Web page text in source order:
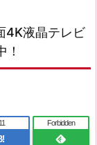
4K液晶テレビ
11 Forbidden